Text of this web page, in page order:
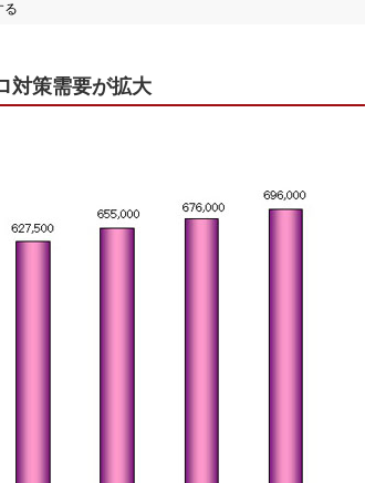
る
対策需要が拡大